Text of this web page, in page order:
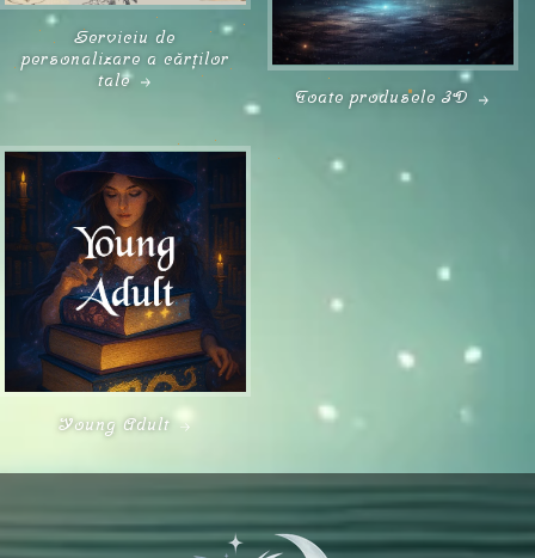
Serviciu de
personalizare a cărților
tale
Toate produsele 3D
Young Adult